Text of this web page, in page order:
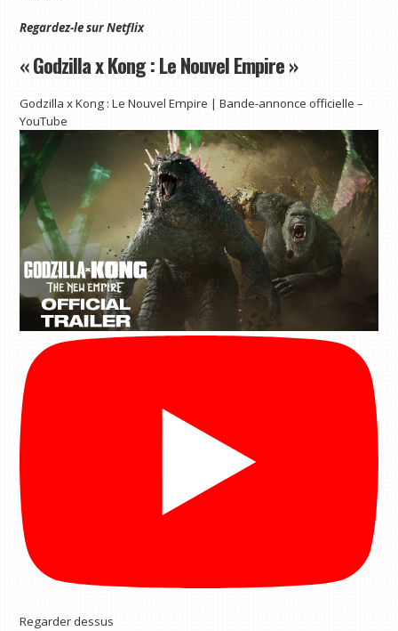
Regardez-le surNetflix
« Godzilla x Kong : Le Nouvel Empire »
Godzilla x Kong : Le Nouvel Empire | Bande-annonce officielle –
YouTube
Regarder dessus